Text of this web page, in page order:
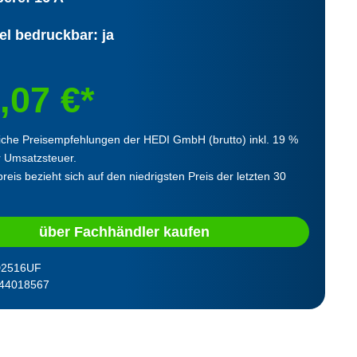
bedruckbar: ja
€*
Preisempfehlungen der HEDI GmbH (brutto) inkl. 19 %
bezieht sich auf den niedrigsten Preis der letzten 30
über Fachhändler kaufen